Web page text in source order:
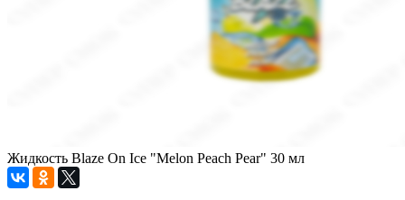
Жидкоcть Blaze On Ice "Melon Peach Pear" 30 мл